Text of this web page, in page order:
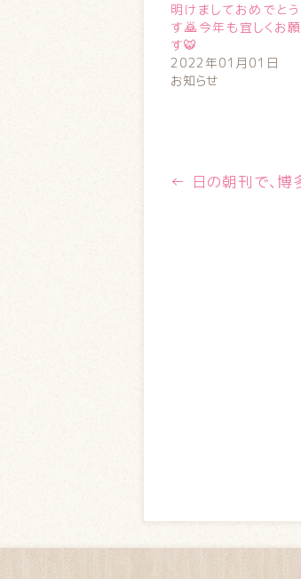
明けましておめでと
す🙇今年も宜しくお
す🐯
2022年01月01日
お知らせ
← 日の朝刊で、博